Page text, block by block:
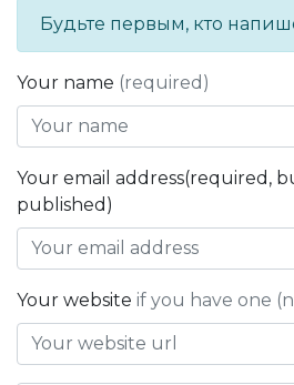
Будьте первым, кто
Your name (required)
Your email address(required,
published)
Your website if you have one